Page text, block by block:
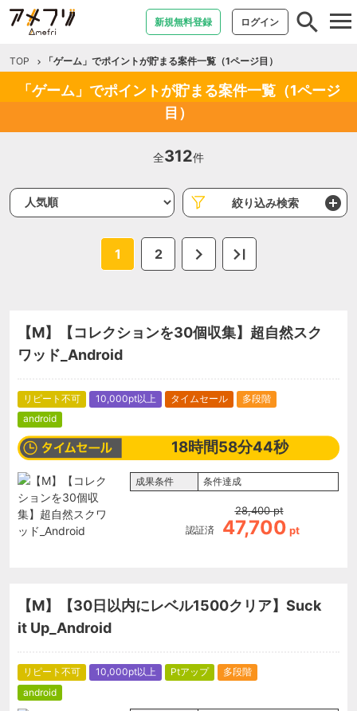
新規無料登録 ログイン
TOP 「ゲーム」でポイントが貯まる案件一覧（1ページ目）
「ゲーム」でポイントが貯まる案件一覧（1ページ
目）
全312件
絞り込み検索
1 2
【M】【コレクションを30個収集】超自然スク
ワッド_Android
リピート不可 10,000pt以上 タイムセール
多段階
android
18時間58分44秒
成果条件 条件達成
認証済
28,400 pt
47,700 pt
【M】【30日以内にレベル1500クリア】Suck
it Up_Android
リピート不可 10,000pt以上 Ptアップ
多段階
android